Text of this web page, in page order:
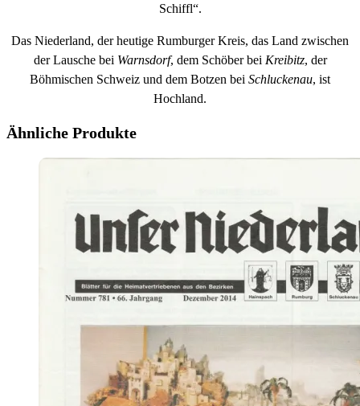
Schiffl“.
Das Niederland, der heutige Rumburger Kreis, das Land zwischen
der Lausche bei Warnsdorf, dem Schöber bei Kreibitz, der
Böhmischen Schweiz und dem Botzen bei Schluckenau, ist
Hochland.
Ähnliche Produkte